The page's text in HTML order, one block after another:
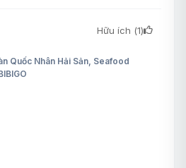
Hữu ích (1)
Quốc Nhân Hải Sản, Seafood